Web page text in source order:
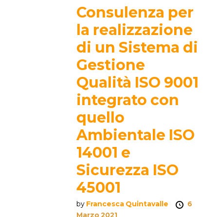
Consulenza per
la realizzazione
di un Sistema di
Gestione
Qualità ISO 9001
integrato con
quello
Ambientale ISO
14001 e
Sicurezza ISO
45001
by Francesca Quintavalle
6
Marzo 2021